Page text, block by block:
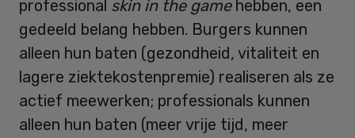
professional skin in the gamehebben, een
gedeeld belang hebben. Burgers kunnen
alleen hun baten (gezondheid, vitaliteit en
lagere ziektekostenpremie) realiseren als ze
actief meewerken; professionals kunnen
alleen hun baten (meer vrije tijd, meer